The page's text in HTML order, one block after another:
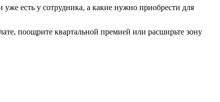
есть у сотрудника, а какие нужно приобрести для
поощрите квартальной премией или расширьте зону